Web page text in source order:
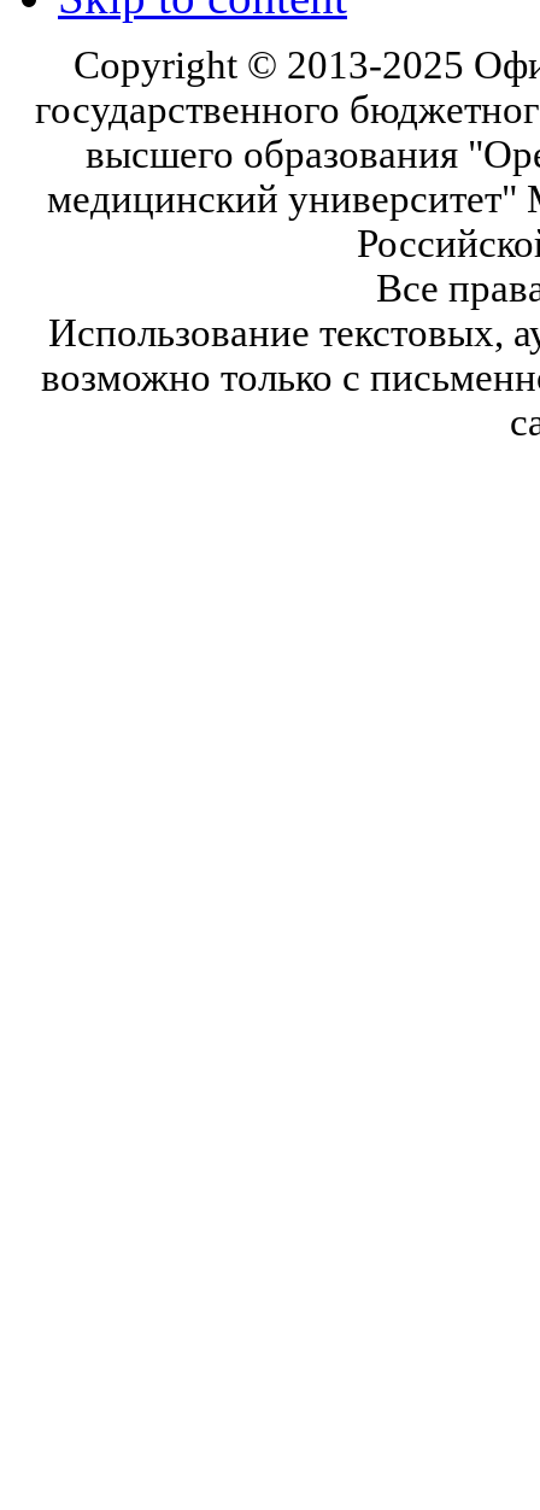
Copyright © 2013-2025
государственного
высшего образования
медицинский университет"
Все
Использование текстовых,
возможно только с